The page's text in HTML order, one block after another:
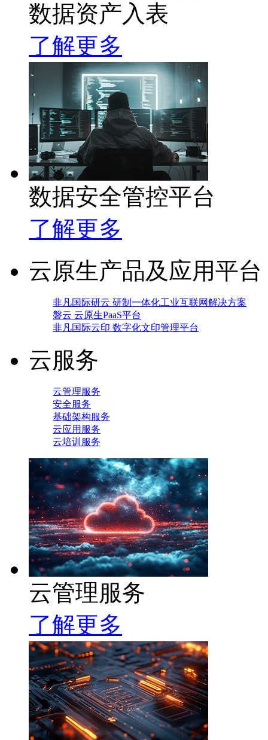
数据资产入表
了解更多
数据安全管控平台
了解更多
云原生产品及应用平台
非凡国际研云 研制一体化工业互联网解决方案
磐云 云原生PaaS平台
非凡国际云印 数字化文印管理平台
云服务
云管理服务
安全服务
基础架构服务
云应用服务
云培训服务
云管理服务
了解更多